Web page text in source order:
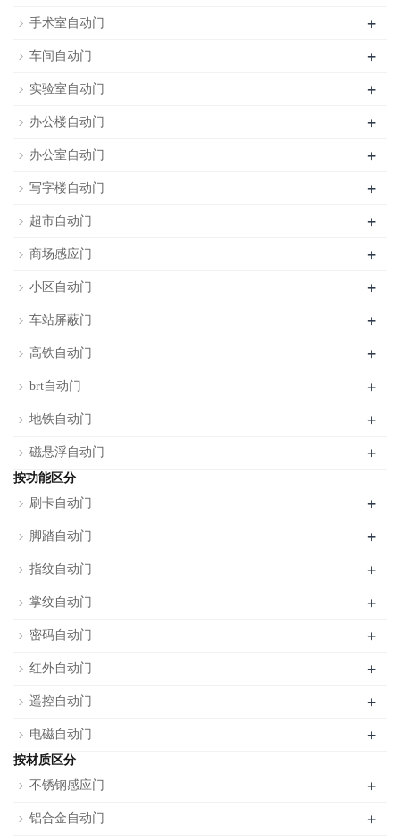
手术室自动门 +
车间自动门 +
实验室自动门 +
办公楼自动门 +
办公室自动门 +
写字楼自动门 +
超市自动门 +
商场感应门 +
小区自动门 +
车站屏蔽门 +
高铁自动门 +
brt自动门 +
地铁自动门 +
磁悬浮自动门 +
按功能区分
刷卡自动门
+
脚踏自动门 +
指纹自动门 +
掌纹自动门 +
密码自动门 +
红外自动门 +
遥控自动门 +
电磁自动门 +
按材质区分
不锈钢感应门
+
铝合金自动门 +